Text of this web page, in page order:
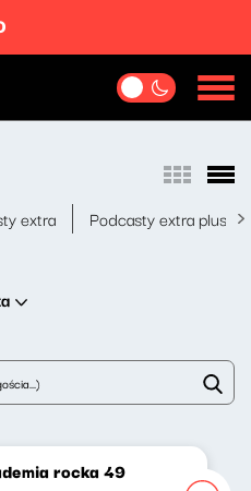
extra Podcasty extra plus
rocka 49